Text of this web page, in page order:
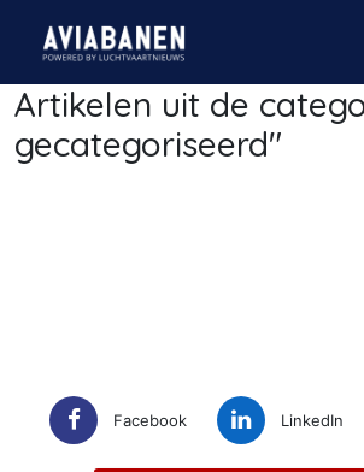
Artikelen uit de
gecategoriseerd"
Facebook LinkedIn